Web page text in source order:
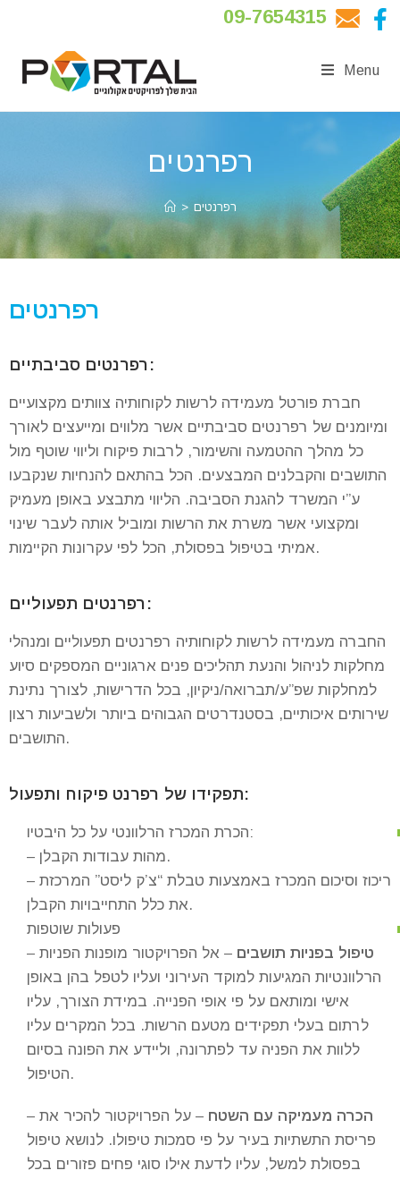
09-7654315
Menu
רפרנטים
> רפרנטים
רפרנטים
רפרנטים סביבתיים:
חברת פורטל מעמידה לרשות לקוחותיה צוותים מקצועיים
ומיומנים של רפרנטים סביבתיים אשר מלווים ומייעצים לאורך
כל מהלך ההטמעה והשימור, לרבות פיקוח וליווי שוטף מול
התושבים והקבלנים המבצעים. הכל בהתאם להנחיות שנקבעו
ע”י המשרד להגנת הסביבה. הליווי מתבצע באופן מעמיק
ומקצועי אשר משרת את הרשות ומוביל אותה לעבר שינוי
אמיתי בטיפול בפסולת, הכל לפי עקרונות הקיימות.
רפרנטים תפעוליים:
החברה מעמידה לרשות לקוחותיה רפרנטים תפעוליים ומנהלי
מחלקות לניהול והנעת תהליכים פנים ארגוניים המספקים סיוע
למחלקות שפ”ע/תברואה/ניקיון, בכל הדרישות, לצורך נתינת
שירותים איכותיים, בסטנדרטים הגבוהים ביותר ולשביעות רצון
התושבים.
תפקידו של רפרנט פיקוח ותפעול:
הכרת המכרז הרלוונטי על כל היבטיו:
– מהות עבודות הקבלן.
– ריכוז וסיכום המכרז באמצעות טבלת “צ’ק ליסט” המרכזת
את כלל התחייבויות הקבלן.
פעולות שוטפות
–
טיפול בפניות תושבים – אל הפרויקטור מופנות הפניות
הרלוונטיות המגיעות למוקד העירוני ועליו לטפל בהן באופן
אישי ומותאם על פי אופי הפנייה. במידת הצורך, עליו
לרתום בעלי תפקידים מטעם הרשות. בכל המקרים עליו
ללוות את הפניה עד לפתרונה, וליידע את הפונה בסיום
הטיפול.
– הכרה מעמיקה עם השטח – על הפרויקטור להכיר את
פריסת התשתיות בעיר על פי סמכות טיפולו. לנושא טיפול
בפסולת למשל, עליו לדעת אילו סוגי פחים פזורים בכל